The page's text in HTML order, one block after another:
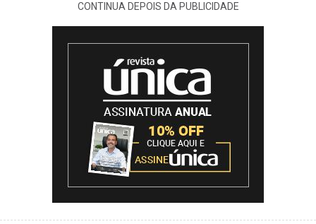
CONTINUA DEPOIS DA PUBLICIDADE